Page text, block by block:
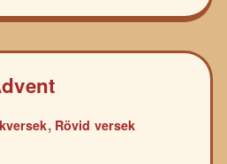
, Rövid versek